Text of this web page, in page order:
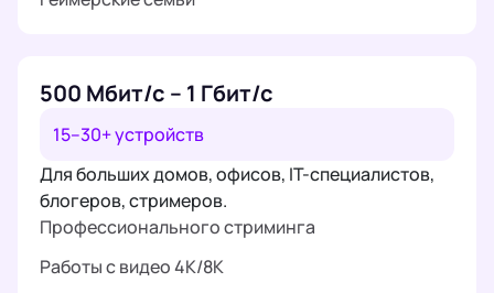
500 Мбит/с – 1 Гбит/с
15–30+ устройств
Для больших домов, офисов, IT-специалистов,
блогеров, стримеров.
Профессионального стриминга
Работы с видео 4K/8K